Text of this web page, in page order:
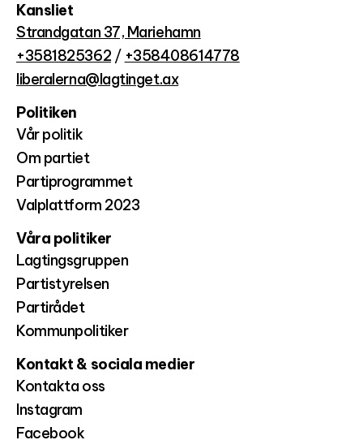
Kansliet
Strandgatan 37, Mariehamn
+3581825362 / +358408614778
liberalerna@lagtinget.ax
Politiken
Vår politik
Om partiet
Partiprogrammet
Valplattform 2023
Våra politiker
Lagtingsgruppen
Partistyrelsen
Partirådet
Kommunpolitiker
Kontakt & sociala medier
Kontakta oss
Instagram
Facebook